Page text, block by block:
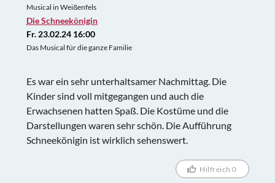
Musical in Weißenfels
Die Schneekönigin
Fr. 23.02.24 16:00
Das Musical für die ganze Familie
Es war ein sehr unterhaltsamer Nachmittag. Die
Kinder sind voll mitgegangen und auch die
Erwachsenen hatten Spaß. Die Kostüme und die
Darstellungen waren sehr schön. Die Aufführung
Schneekönigin ist wirklich sehenswert.
Hilfreich 0